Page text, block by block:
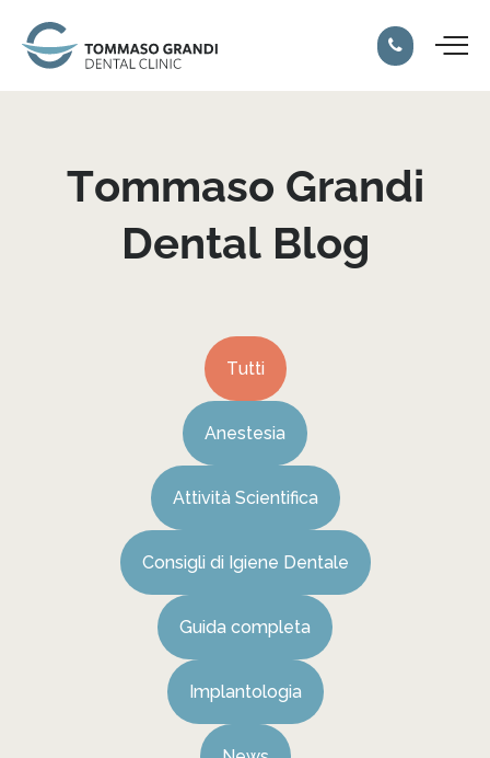
Tommaso Grandi
Dental Blog
Anestesia
Attività Scientifica
Consigli di Igiene Dentale
Guida completa
Implantologia
Tutti